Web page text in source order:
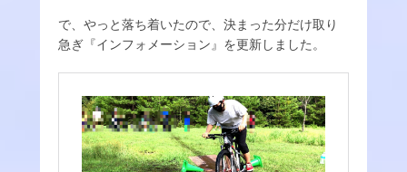
で、やっと落ち着いたので、決まった分だけ取り
急ぎ『インフォメーション』を更新しました。